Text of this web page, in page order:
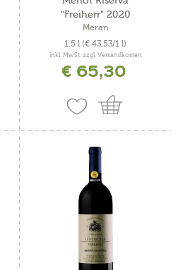
"Freiherr" 2020
Meran
1,5 l (€ 43,53/1 l)
inkl. MwSt. zzgl. Versandkosten
€ 65,30